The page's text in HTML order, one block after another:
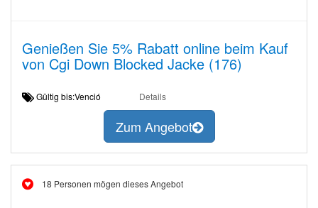
Genießen Sie 5% Rabatt online beim Kauf
von Cgi Down Blocked Jacke (176)
Gültig bis:Venció Details
Zum Angebot
18 Personen mögen dieses Angebot